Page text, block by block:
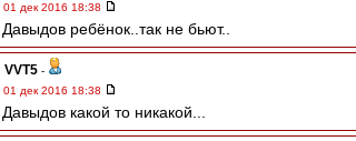
01 дек 2016 18:38
Давыдов ребёнок..так не бьют..
VVT5 -
01 дек 2016 18:38
Давыдов какой то никакой...